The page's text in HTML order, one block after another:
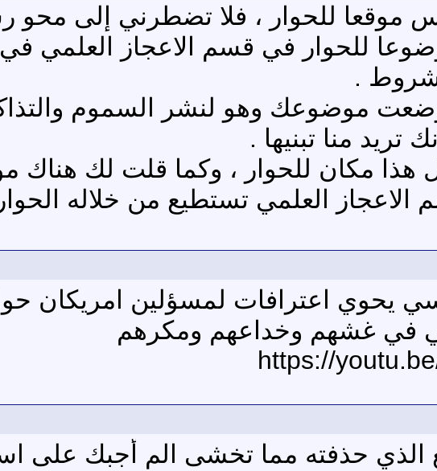
موقعا للحوار ، فلا تضطرني إلى محو
للحوار في قسم الاعجاز العلمي
.
وضعت موضوعك وهو لنشر السموم
منا تبنيها .
هذا مكان للحوار ، وكما قلت لك هناك
الاعجاز العلمي تستطيع من خلاله
يحوي اعترافات لمسؤلين امريكان
في غشهم وخداعهم ومكرهم
https://
الذي حذفته مما تخشى الم أجبك على